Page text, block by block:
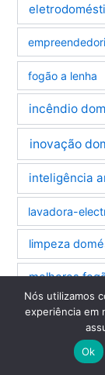
fogão a lenha
incêndio
inovação
inteligência
lavadora-
limpeza
melhores
Panasonic
promoção
Nós utilizamos
experiência em
Ok